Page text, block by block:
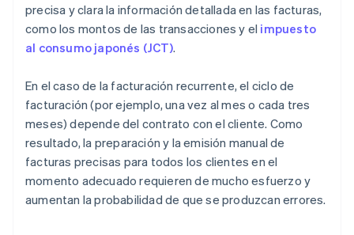
precisa y clara la información detallada en las facturas,
como los montos de las transacciones y el impuesto
al consumo japonés (JCT).
En el caso de la facturación recurrente, el ciclo de
facturación (por ejemplo, una vez al mes o cada tres
meses) depende del contrato con el cliente. Como
resultado, la preparación y la emisión manual de
facturas precisas para todos los clientes en el
momento adecuado requieren de mucho esfuerzo y
aumentan la probabilidad de que se produzcan errores.